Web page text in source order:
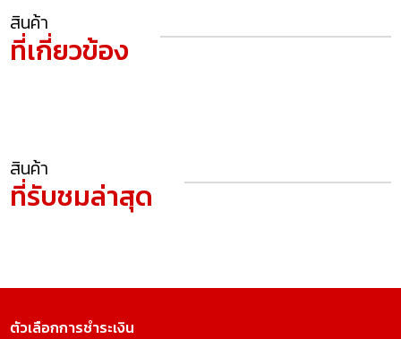
สินค้า
ที่เกี่ยวข้อง
สินค้า
ที่รับชมล่าสุด
ตัวเลือกการชำระเงิน